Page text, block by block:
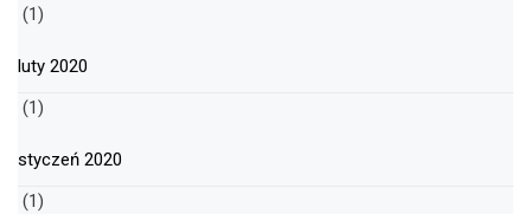
(1)
luty 2020
(1)
styczeń 2020
(1)